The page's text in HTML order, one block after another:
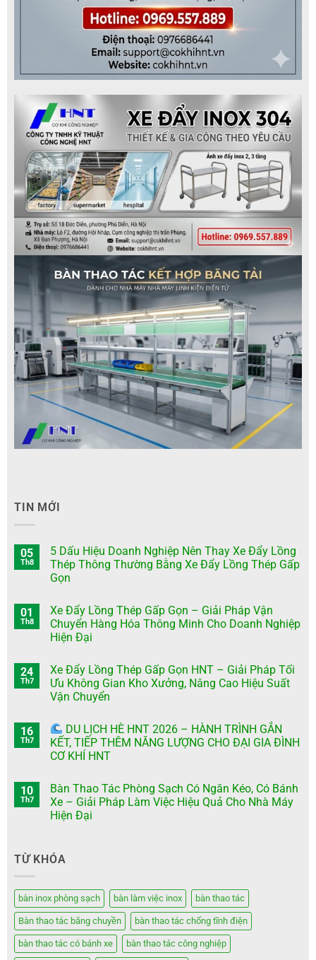
TIN MỚI
05
Th8
5 Dấu Hiệu Doanh Nghiệp Nên Thay Xe Đẩy Lồng
Thép Thông Thường Bằng Xe Đẩy Lồng Thép Gấp
Gọn
01
Th8
Xe Đẩy Lồng Thép Gấp Gọn – Giải Pháp Vận
Chuyển Hàng Hóa Thông Minh Cho Doanh Nghiệp
Hiện Đại
24
Th7
Xe Đẩy Lồng Thép Gấp Gọn HNT – Giải Pháp Tối
Ưu Không Gian Kho Xưởng, Nâng Cao Hiệu Suất
Vận Chuyển
16
Th7
DU LỊCH HÈ HNT 2026 – HÀNH TRÌNH GẮN
KẾT, TIẾP THÊM NĂNG LƯỢNG CHO ĐẠI GIA ĐÌNH
CƠ KHÍ HNT
10
Th7
Bàn Thao Tác Phòng Sạch Có Ngăn Kéo, Có Bánh
Xe – Giải Pháp Làm Việc Hiệu Quả Cho Nhà Máy
Hiện Đại
TỪ KHÓA
bàn inox phòng sạch bàn làm việc inox bàn thao tác
Bàn thao tác băng chuyền bàn thao tác chống tĩnh điện
bàn thao tác có bánh xe bàn thao tác công nghiệp